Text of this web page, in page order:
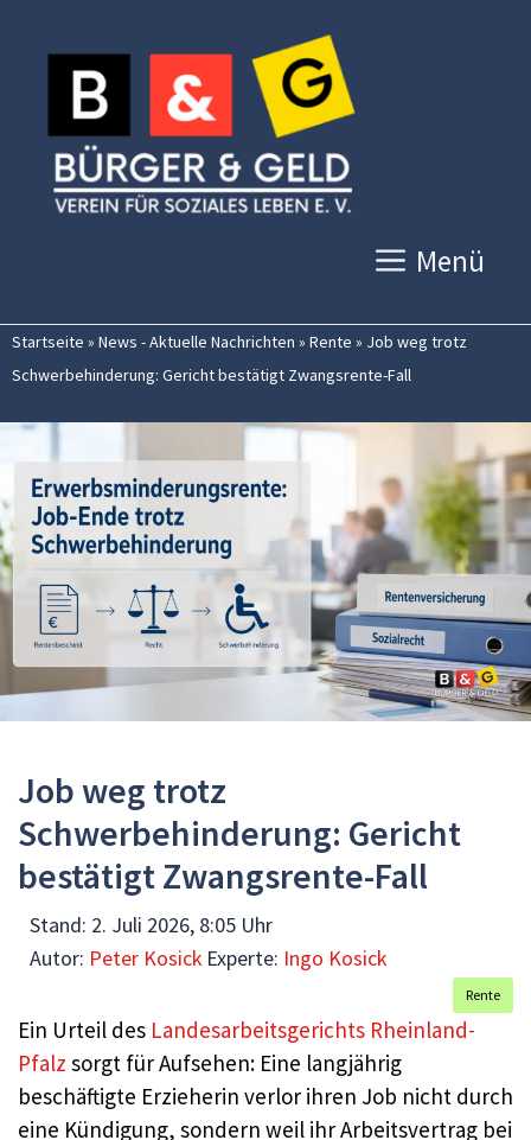
Inhalt
springen
Menü
Startseite » News - Aktuelle Nachrichten » Rente » Job weg trotz
Schwerbehinderung: Gericht bestätigt Zwangsrente-Fall
Job weg trotz
Schwerbehinderung: Gericht
bestätigt Zwangsrente-Fall
Stand: 2. Juli 2026, 8:05 Uhr
Autor: Peter Kosick Experte: Ingo Kosick
Rente
Ein Urteil des Landesarbeitsgerichts Rheinland-
Pfalz sorgt für Aufsehen: Eine langjährig
beschäftigte Erzieherin verlor ihren Job nicht durch
eine Kündigung, sondern weil ihr Arbeitsvertrag bei